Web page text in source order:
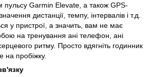
пульсу Garmin Elevate, а також GPS-
дистанції, темпу, інтервалів і т.д.
у пристрої, а значить, вам не має
на тренування ані телефон, ані
ритму. Просто вдягніть годинник
на пробіжку.